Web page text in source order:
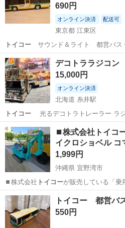
690円
オンライン決済 配送可
東京都 江東区
トイコーサウンド＆ライト 都営バス
東京 江東区 おもちゃ
デコトララジコン
15,000円
オンライン決済
北海道 糸井駅
トイコー光るデコトラトレーラー ラ
北海道 苫小牧市 糸井駅 ラジ
⏹️株式会社トイコ
イクロショベル コ
1,999円
沖縄県 宜野湾市
⏹️株式会社 トイコーが販売している「乗
沖縄 宜野湾市 幼児用自転車
トイコー 都営バ
550円